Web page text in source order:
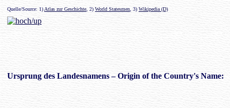
Quelle/Source: 1) Atlas zur Geschichte, 2) World Statesmen , 3) Wikipedia (D)
Ursprung des Landesnamens– Origin of the Country's Name: